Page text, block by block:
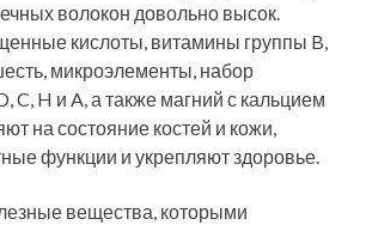
волокон довольно высок.
кислоты, витамины группы B,
микроэлементы, набор
C, H и A, а также магний с кальцием
на состояние костей и кожи,
функции и укрепляют здоровье.
вещества, которыми